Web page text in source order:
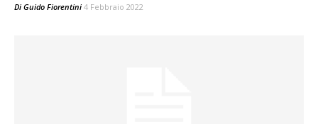
Di Guido Fiorentini 4 Febbraio 2022